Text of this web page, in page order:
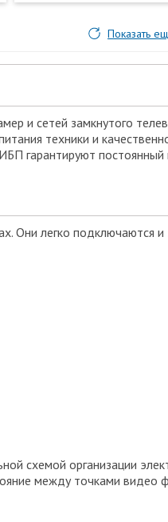
Показать
и сетей замкнутого
техники и
гарантируют
Они легко подключаются
схемой организации
между точками видео